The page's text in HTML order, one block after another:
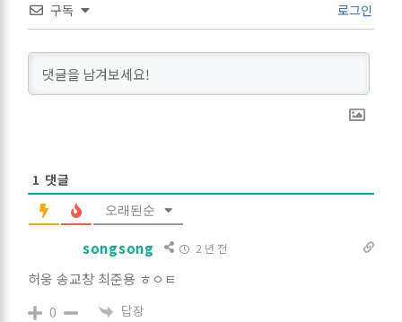
구독 로그인
1 댓글
오래된순
songsong 2 년 전
허웅 송교창 최준용 ㅎㅇㅌ
0 답장